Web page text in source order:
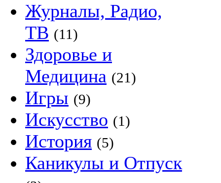
Журналы, Радио,
ТВ (11)
Здоровье и
Медицина (21)
Игры (9)
Искусство (1)
История (5)
Каникулы и Отпуск